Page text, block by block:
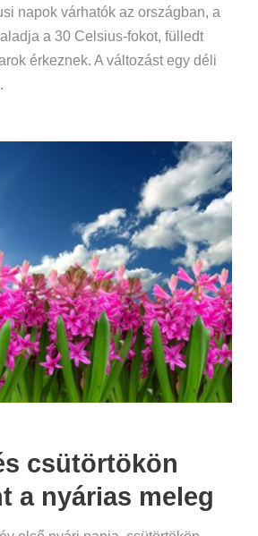
napok várhatók az országban, a
a 30 Celsius-fokot, fülledt
érkeznek. A változást egy déli
csütörtökön
a nyárias meleg